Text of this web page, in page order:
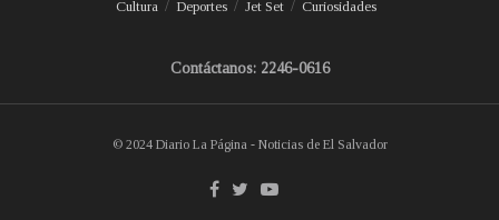
Cultura
Deportes Jet Set Curiosidades
Contáctanos: 2246-0616
© 2024 Diario La Página - Noticias de El Salvador